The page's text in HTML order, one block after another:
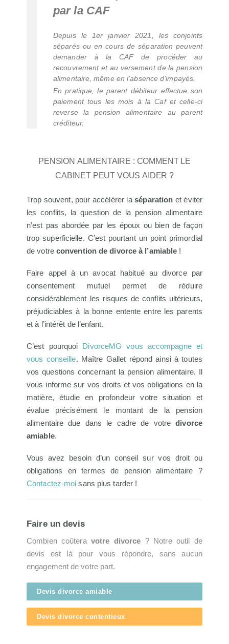
par la CAF
Depuis le 1er janvier 2021, les conjoints
séparés ou en cours de séparation peuvent
demander à la CAF de procéder au
recouvrement et au versement de la pension
alimentaire, même en l’absence d’impayés.
En pratique, le parent débiteur effectue son
paiement tous les mois à la Caf et celle-ci
reverse la pension alimentaire au parent
créditeur.
Pension alimentaire : comment le
cabinet peut vous aider ?
Trop souvent, pour accélérer laséparation et éviter
les conflits, la question de la pension alimentaire
n’est pas abordée par les époux ou bien de façon
trop superficielle. C’est pourtant un point primordial
de votre convention de divorce à l’amiable !
Faire appel à un avocat habitué au divorce par
consentement mutuel permet de réduire
considérablement les risques de conflits ultérieurs,
préjudiciables à la bonne entente entre les parents
et à l’intérêt de l’enfant.
C’est pourquoi
DivorceMG vous accompagne et
vous conseille. Maître Gallet répond ainsi à toutes
vos questions concernant la pension alimentaire. Il
vous informe sur vos droits et vos obligations en la
matière, étudie en profondeur votre situation et
évalue précisément le montant de la pension
alimentaire due dans le cadre de votredivorce
amiable.
Vous avez besoin d’un conseil sur vos droit ou
obligations en termes de pension alimentaire ?
Contactez-moi sans plus tarder !
Faire un devis
Combien coûtera votre divorce ? Notre outil de
devis est là pour vous répondre, sans aucun
engagement de votre part.
Devis divorce amiable
Devis divorce contentieux